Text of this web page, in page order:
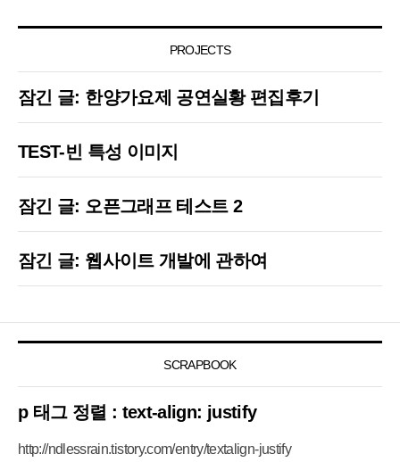
PROJECTS
잠긴 글: 한양가요제 공연실황 편집후기
TEST-빈 특성 이미지
잠긴 글: 오픈그래프 테스트 2
잠긴 글: 웹사이트 개발에 관하여
SCRAPBOOK
p 태그 정렬 : text-align: justify
http://ndlessrain.tistory.com/entry/textalign-justify